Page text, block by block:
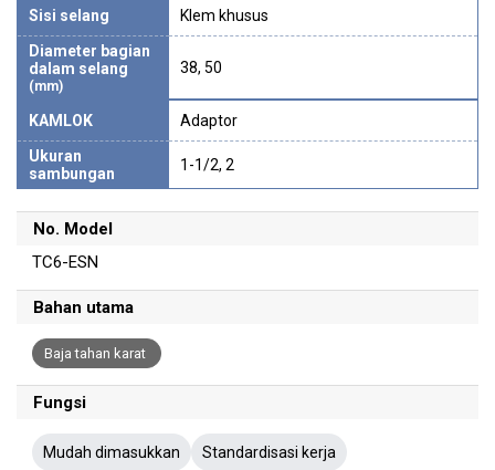
Sisi selang
Klem khusus
Diameter bagian
dalam selang
(mm)
38, 50
KAMLOK
Adaptor
Ukuran
sambungan
1-1/2, 2
No. Model
TC6-ESN
Bahan utama
Baja tahan karat
Fungsi
Mudah dimasukkan Standardisasi kerja